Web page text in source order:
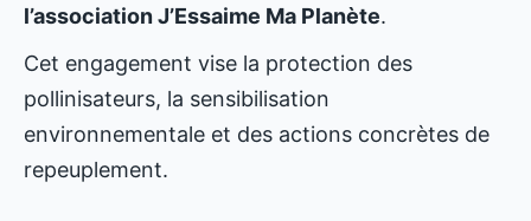
l’association J’Essaime Ma Planète.
Cet engagement vise la protection des
pollinisateurs, la sensibilisation
environnementale et des actions concrètes de
repeuplement.